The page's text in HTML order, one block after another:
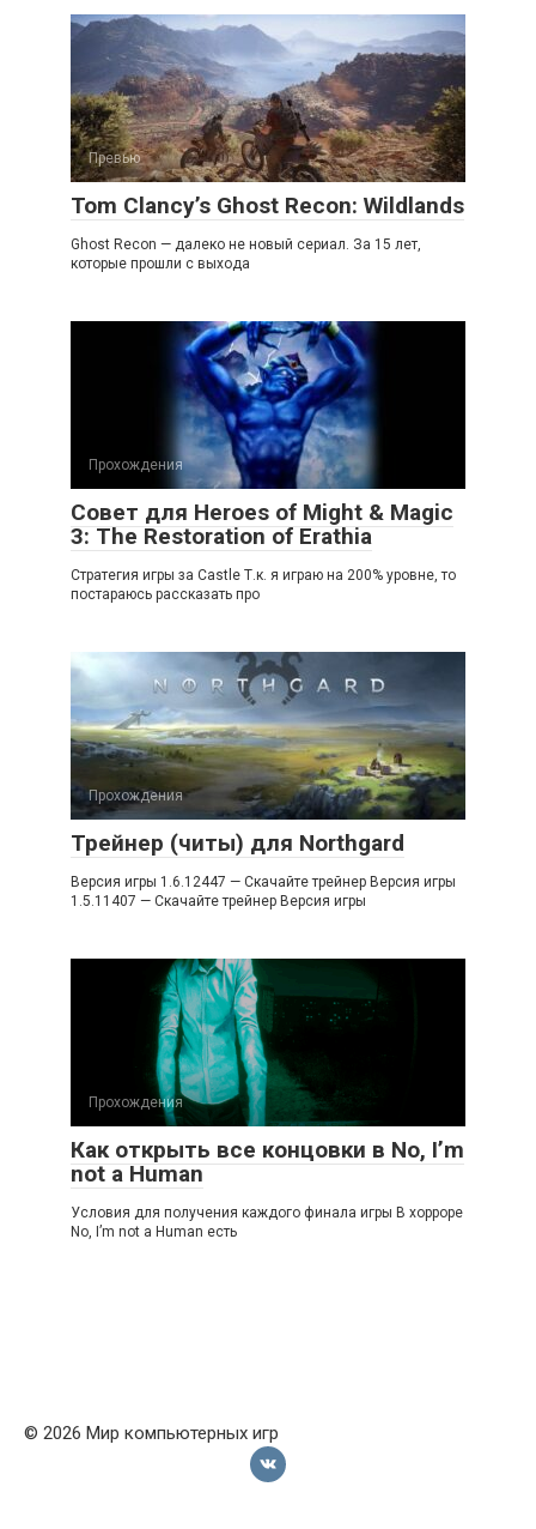
Превью
Tom Clancy’s Ghost Recon: Wildlands
Ghost Recon — далеко не новый сериал. За 15 лет,
которые прошли с выхода
Прохождения
Совет для Heroes of Might & Magic
3: The Restoration of Erathia
Стратегия игры за Castle Т.к. я играю на 200% уровне, то
постараюсь рассказать про
Прохождения
Трейнер (читы) для Northgard
Версия игры 1.6.12447 — Скачайте трейнер Версия игры
1.5.11407 — Скачайте трейнер Версия игры
Прохождения
Как открыть все концовки в No, I’m
not a Human
Условия для получения каждого финала игры В хорроре
No, I’m not a Human есть
© 2026 Мир компьютерных игр